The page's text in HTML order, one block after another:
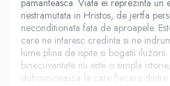
Legislatie
Fictiune
Actiune si Aventura
Actiune,aventura
pamanteasca. Viata ei reprezinta un
nestramutata in Hristos, de jertfa
neconditionata fata de aproapele.
care ne intaresc credinta si ne
lume plina de ispite si bogatii iluzorii.
binecuvantate nu este o simpla
duhovniceasca la care fiecare dintre